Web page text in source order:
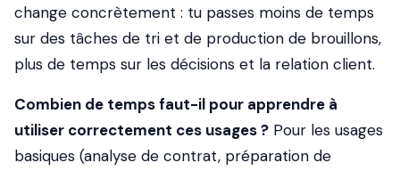
change concrètement : tu passes moins de temps
sur des tâches de tri et de production de brouillons,
plus de temps sur les décisions et la relation client.
Combien de temps faut-il pour apprendre à
utiliser correctement ces usages ? Pour les usages
basiques (analyse de contrat, préparation de